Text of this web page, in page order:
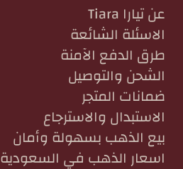
عن تيارا Tiara
الاسئلة الشائعة
طرق الدفع الآمنة
الشحن والتوصيل
ضمانات المتجر
الاستبدال والاسترجاع
بيع الذهب بسهولة وأمان
اسعار الذهب في السعودية